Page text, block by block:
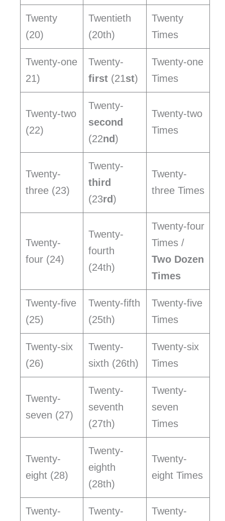
Twenty
(20)
Twentieth
(20th)
Twenty
Times
Twenty-one
21)
Twenty-
first (21st)
Twenty-one
Times
Twenty-two
(22)
Twenty-
second
(22nd)
Twenty-two
Times
Twenty-
three (23)
Twenty-
third
(23rd)
Twenty-
three Times
Twenty-
four (24)
Twenty-
fourth
(24th)
Twenty-four
Times /
Two Dozen
Times
Twenty-five
(25)
Twenty-fifth
(25th)
Twenty-five
Times
Twenty-six
(26)
Twenty-
sixth (26th)
Twenty-six
Times
Twenty-
seven (27)
Twenty-
seventh
(27th)
Twenty-
seven
Times
Twenty-
eight (28)
Twenty-
eighth
(28th)
Twenty-
eight Times
Twenty-
Twenty-
Twenty-